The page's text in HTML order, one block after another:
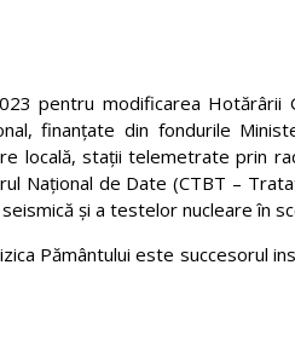
pentru modificarea
finanțate din fondurile
locală, stații telemetrate prin
Național de Date (CTBT –
şi a testelor nucleare în
Pământului este succesorul